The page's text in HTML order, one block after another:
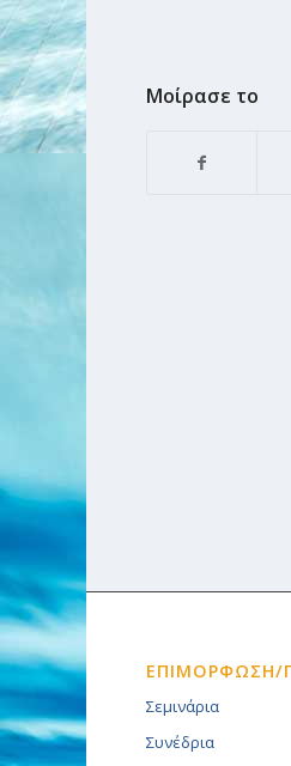
Μοίρασε το
ΕΠΙΜΟΡΦΩΣΗ/
Σεμινάρια
Συνέδρια